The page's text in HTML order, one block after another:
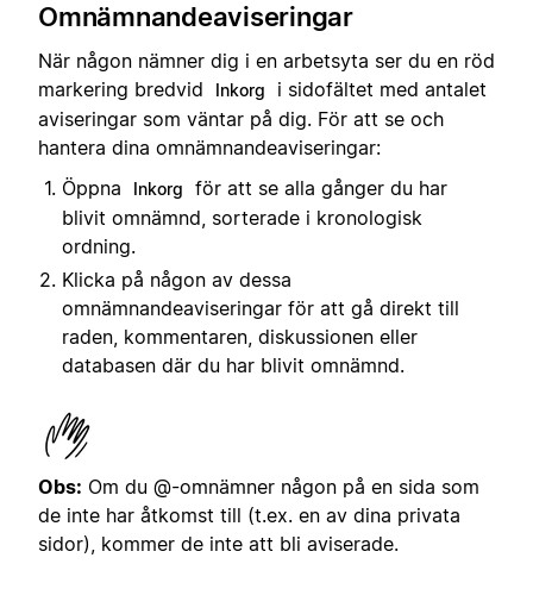
Omnämnandeaviseringar
När någon nämner dig i en arbetsyta ser du en röd
markering bredvid
Inkorg
i sidofältet med antalet
aviseringar som väntar på dig. För att se och
hantera dina omnämnandeaviseringar:
Öppna
Inkorg
för att se alla gånger du har
blivit omnämnd, sorterade i kronologisk
ordning.
Klicka på någon av dessa
omnämnandeaviseringar för att gå direkt till
raden, kommentaren, diskussionen eller
databasen där du har blivit omnämnd.
Obs: Om du @-omnämner någon på en sida som
de inte har åtkomst till (t.ex. en av dina privata
sidor), kommer de inte att bli aviserade.